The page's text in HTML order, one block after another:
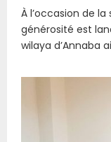
À l’occasion de
générosité est
wilaya d’Annaba